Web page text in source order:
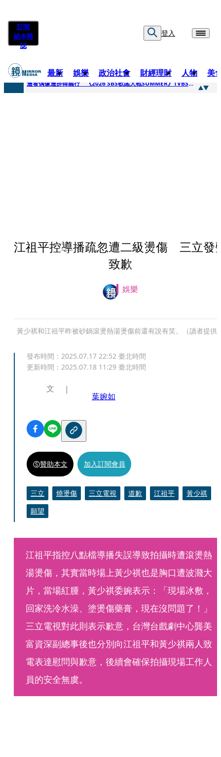
訂閱
紙本雜
誌
登入
最新 娛樂 政治社會 財經理財 人物 美
快訊
邊看偶像邊拚韓國行 《2026 SBS歌謠大戰SUMMER》TVBS直播祭追星福利
江祖平控導播疏忽遭二級燙傷 三立發
致歉
娛樂
黃少祺和江祖平昨被砂鍋滾燙熱湯燙傷前還有說有笑。（讀者提供
發布時間： 2025.07.17 22:52 臺北時間
更新時間： 2025.07.18 11:29 臺北時間
文
葉婉如
贊助本文 加入訂閱會員
三立 燒燙傷 三立電視 道歉 江祖平
黃少祺
願望
江祖平指控八點檔導播失誤導致拍攝時遭滾燙熱
湯燙傷，其實當時場上黃少祺也是胸口遭波濺大
片，當場紅腫，黃少祺委婉表示：「現場冰敷，
回家洗冷水澡、塗燙傷藥膏，現在沒問題了！」
三立電視對此則表示歉意，台灣台戲劇中心龔美
富資深副總事後也分別向江祖平和黃少祺兩人致
電表達慰問與歉意，後續會確保拍攝現場工作人
員的安全無虞。